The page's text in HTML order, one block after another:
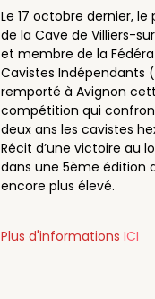
Le 17 octobre dernier, le
de la Cave de Villiers-
et membre de la
Cavistes Indépendants
remporté à Avignon
compétition qui
deux ans les cavistes
Récit d’une victoire au
dans une 5ème édition
encore plus élevé.
Plus d'informations ICI